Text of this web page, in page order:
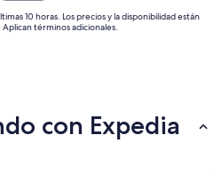
10 horas. Los precios y la disponibilidad están
Aplican términos adicionales.
con Expedia